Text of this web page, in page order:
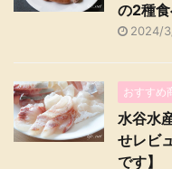
の2種食
2024/
おすすめ
水谷水
せレビ
です】